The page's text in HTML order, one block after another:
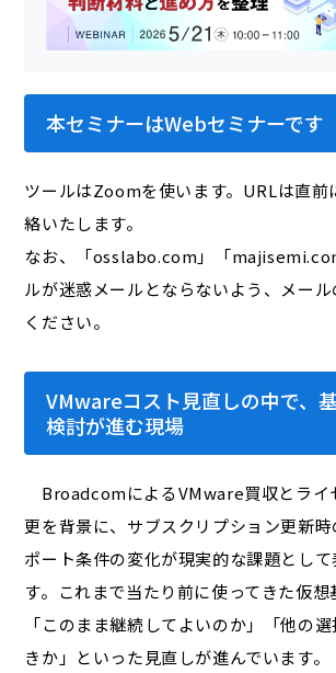
本セミナーはWebセミナーです
ツールはZoomを使います。URLは直前
絡いたします。
なお、「osslabo.com」「
ルが迷惑メールとならないよう、メー
ください。
VMwareコスト見直しの中で、
検討が進む現場
BroadcomによるVMware買収とライ
更を背景に、サブスクリプション更新
ポート条件の変化が現実的な課題とし
す。これまで当たり前に使ってきた仮想
「このまま継続してよいのか」「他の
きか」といった見直しが進んでいます。